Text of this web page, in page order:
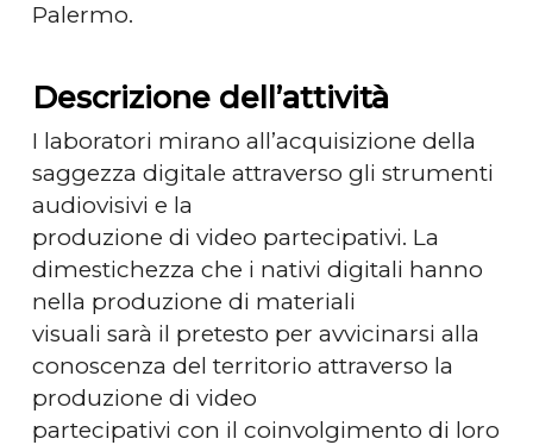
Palermo.
Descrizione dell’attività
I laboratori mirano all’acquisizione della
saggezza digitale attraverso gli strumenti
audiovisivi e la
produzione di video partecipativi. La
dimestichezza che i nativi digitali hanno
nella produzione di materiali
visuali sarà il pretesto per avvicinarsi alla
conoscenza del territorio attraverso la
produzione di video
partecipativi con il coinvolgimento di loro